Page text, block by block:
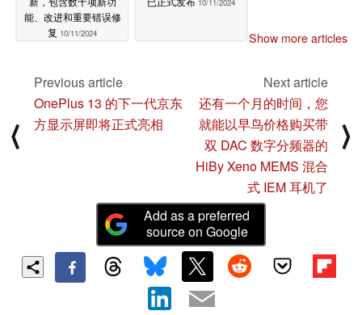
能、改进和重要错误修
复 10/11/2024
10/11/2024
Show more articles
⟨
Previous article
OnePlus 13 的下一代京东
方显示屏即将正式亮相
Next article
还有一个月的时间，您
就能以早鸟价格购买带
双 DAC 数字分频器的
HiBy Xeno MEMS 混合
式 IEM 耳机了
⟩
Add as a preferred
source on Google